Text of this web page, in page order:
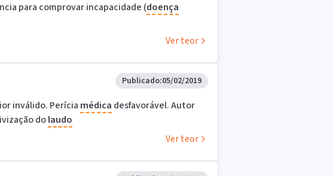
para comprovar incapacidade (doença
Ver teor
Publicado:05/02/2019
inválido. Perícia médica desfavorável. Autor
dolaudo
Ver teor